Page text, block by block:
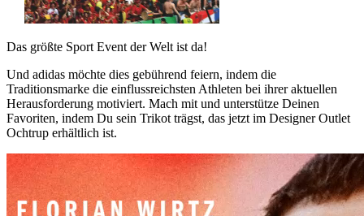
Das größte Sport Event der Welt ist da!
Und adidas möchte dies gebührend feiern, indem die
Traditionsmarke die einflussreichsten Athleten bei ihrer aktuellen
Herausforderung motiviert. Mach mit und unterstütze Deinen
Favoriten, indem Du sein Trikot trägst, das jetzt im Designer Outlet
Ochtrup erhältlich ist.